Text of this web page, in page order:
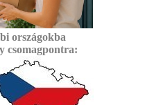
országokba
csomagpontra: